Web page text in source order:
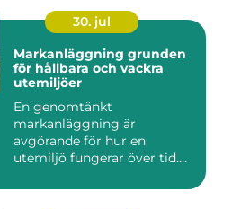
30. jul
Markanläggning grunden
för hållbara och vackra
utemiljöer
En genomtänkt
markanläggning är
avgörande för hur en
utemiljö fungerar över tid.